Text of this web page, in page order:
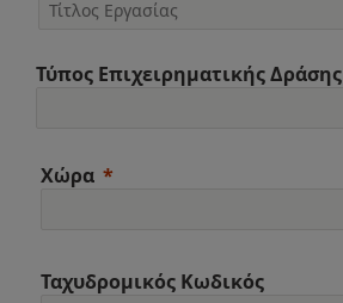
Τύπος Επιχειρηματικής Δράσης
Χώρα
Ταχυδρομικός Κωδικός